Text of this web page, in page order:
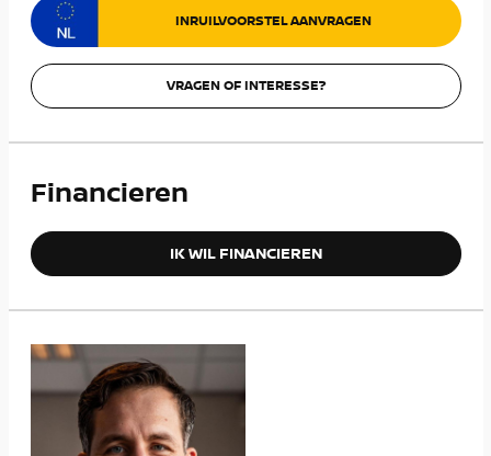
INRUILVOORSTEL AANVRAGEN
VRAGEN OF INTERESSE?
Financieren
IK WIL FINANCIEREN